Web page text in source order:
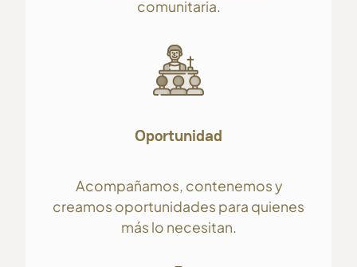
comunitaria.
Oportunidad
Acompañamos, contenemos y
creamos oportunidades para quienes
más lo necesitan.